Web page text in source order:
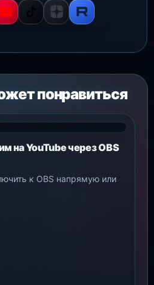
понравиться
на YouTube через OBS
к OBS напрямую или